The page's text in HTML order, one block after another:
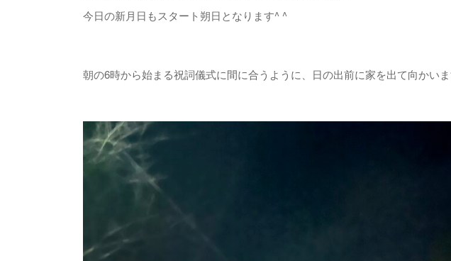
今日の新月日もスタート朔日となります^ ^
朝の6時から始まる祝詞儀式に間に合うように、日の出前に家を出て向かいま